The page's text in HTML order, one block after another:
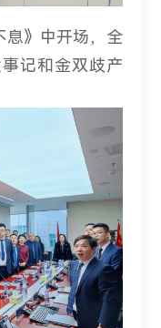
息》中开场，全
记和金双歧产